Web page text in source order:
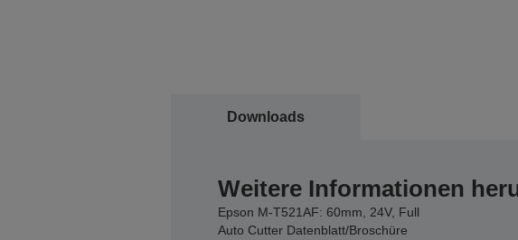
Downloads
Weitere Informationen
Epson M-T521AF: 60mm, 24V, Full
Auto Cutter Datenblatt/Broschüre